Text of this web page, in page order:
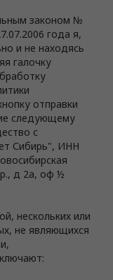
законом №
года я,
и не находясь
галочку
отправки
следующему
с
Сибирь", ИНН
д 2а, оф ½
нескольких или
не являющихся